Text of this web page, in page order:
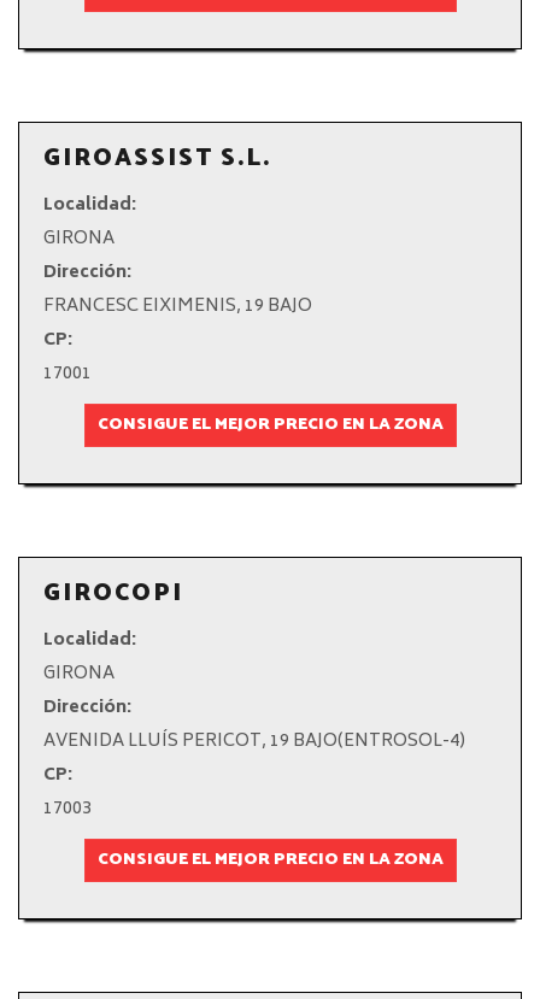
GIROASSIST S.L.
Localidad:
GIRONA
Dirección:
FRANCESC EIXIMENIS, 19 BAJO
CP:
17001
CONSIGUE EL MEJOR PRECIO EN LA ZONA
GIROCOPI
Localidad:
GIRONA
Dirección:
AVENIDA LLUÍS PERICOT, 19 BAJO(ENTROSOL-4)
CP:
17003
CONSIGUE EL MEJOR PRECIO EN LA ZONA